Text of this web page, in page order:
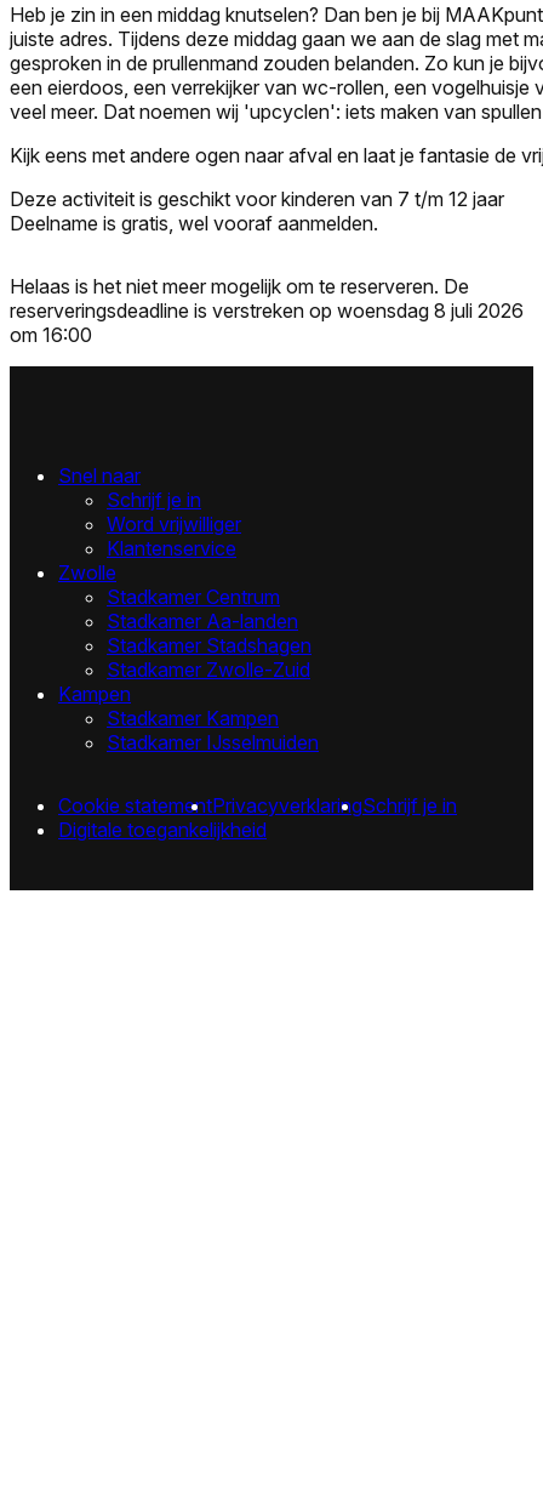
Heb je zin in een middag knutselen? Dan ben je bij
juiste adres. Tijdens deze middag gaan we aan de slag met
gesproken in de prullenmand zouden belanden. Zo kun je
een eierdoos, een verrekijker van wc-rollen, een vogelhuisje
veel meer. Dat noemen wij 'upcyclen': iets maken van
Kijk eens met andere ogen naar afval en laat je fantasie de
Deze activiteit is geschikt voor kinderen van 7 t/m 12 jaar
Deelname is gratis, wel vooraf aanmelden.
Helaas is het niet meer mogelijk om te reserveren. De
reserveringsdeadline is verstreken op woensdag 8 juli 2026
om 16:00
Snel naar
Schrijf je in
Word vrijwilliger
Klantenservice
Zwolle
Stadkamer Centrum
Stadkamer Aa-landen
Stadkamer Stadshagen
Stadkamer Zwolle-Zuid
Kampen
Stadkamer Kampen
Stadkamer IJsselmuiden
Cookie statementPrivacyverklaringSchrijf je in
Digitale toegankelijkheid